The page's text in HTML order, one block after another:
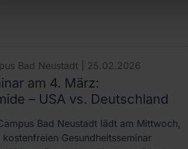
Bad Neustadt | 25.02.2026
am 4. März:
– USA vs. Deutschland
Bad Neustadt lädt am Mittwoch,
Gesundheitsseminar